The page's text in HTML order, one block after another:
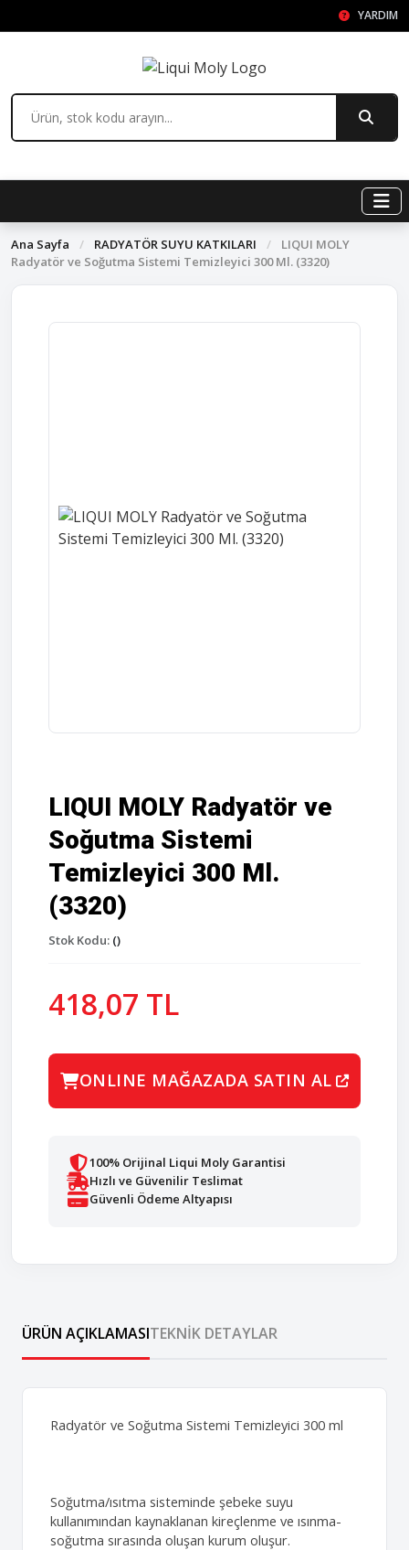
YARDIM
Ana Sayfa / RADYATÖR SUYU KATKILARI /
LIQUI MOLY
Radyatör ve Soğutma Sistemi Temizleyici 300 Ml. (3320)
LIQUI MOLY Radyatör ve
Soğutma Sistemi
Temizleyici 300 Ml.
(3320)
Stok Kodu: ()
418,07 TL
ONLINE MAĞAZADA SATIN AL
100% Orijinal Liqui Moly Garantisi
Hızlı ve Güvenilir Teslimat
Güvenli Ödeme Altyapısı
ÜRÜN AÇIKLAMASITEKNIK DETAYLAR
Radyatör ve Soğutma Sistemi Temizleyici 300 ml
Soğutma/ısıtma sisteminde şebeke suyu
kullanımından kaynaklanan kireçlenme ve ısınma-
soğutma sırasında oluşan kurum oluşur.